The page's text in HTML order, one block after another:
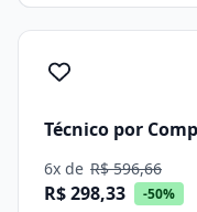
Técnico por
6x de R$ 596,66
R$ 298,33 -50%